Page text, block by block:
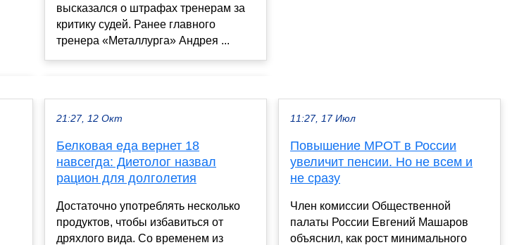
высказался о штрафах тренерам за
критику судей. Ранее главного
тренера «Металлурга» Андрея ...
21:27, 12 Окт
Белковая еда вернет 18
навсегда: Диетолог назвал
рацион для долголетия
Достаточно употреблять несколько
продуктов, чтобы избавиться от
дряхлого вида. Со временем из
11:27, 17 Июл
Повышение МРОТ в России
увеличит пенсии. Но не всем и
не сразу
Член комиссии Общественной
палаты России Евгений Машаров
объяснил, как рост минимального